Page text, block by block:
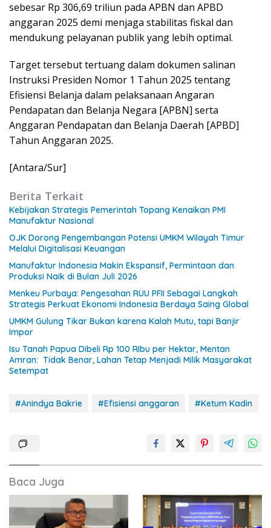
sebesar Rp 306,69 triliun pada APBN dan APBD
anggaran 2025 demi menjaga stabilitas fiskal dan
mendukung pelayanan publik yang lebih optimal.
Target tersebut tertuang dalam dokumen salinan
Instruksi Presiden Nomor 1 Tahun 2025 tentang
Efisiensi Belanja dalam pelaksanaan Angaran
Pendapatan dan Belanja Negara [APBN] serta
Anggaran Pendapatan dan Belanja Daerah [APBD]
Tahun Anggaran 2025.
[Antara/Sur]
Berita Terkait
Kebijakan Strategis Pemerintah Topang Kenaikan PMI
Manufaktur Nasional
OJK Dorong Pengembangan Potensi UMKM Wilayah Timur
Melalui Digitalisasi Keuangan
Manufaktur Indonesia Makin Ekspansif, Permintaan dan
Produksi Naik di Bulan Juli 2026
Menkeu Purbaya: Pengesahan RUU PFII Sebagai Langkah
Strategis Perkuat Ekonomi Indonesia Berdaya Saing Global
UMKM Gulung Tikar Bukan karena Kalah Mutu, tapi Banjir
Impor
Isu Tanah Papua Dibeli Rp 100 RIbu per Hektar, Mentan
Amran: Tidak Benar, Lahan Tetap Menjadi Milik Masyarakat
Setempat
#Anindya Bakrie #Efisiensi anggaran #Ketum Kadin
Baca Juga